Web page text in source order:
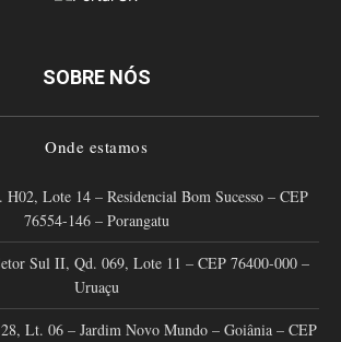
SOBRE NÓS
Onde estamos
H02, Lote 14 – Residencial Bom Sucesso – CEP
76554-146 – Porangatu
Sul II, Qd. 069, Lote 11 – CEP 76400-000 –
Uruaçu
Lt. 06 – Jardim Novo Mundo – Goiânia – CEP